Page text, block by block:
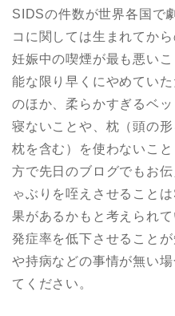
SIDSの件数が世界各国で
コに関しては生まれてか
妊娠中の喫煙が最も悪い
能な限り早くにやめてい
のほか、柔らかすぎるベ
寝ないことや、枕（頭の
枕を含む）を使わないこ
方で先日のブログでもお
ゃぶりを咥えさせること
果があるかもと考えられ
発症率を低下させること
や持病などの事情が無い
てください。